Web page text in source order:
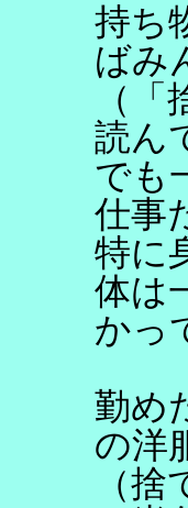
持ち
ばみ
（
読ん
でも
仕事
特に
体は
かっ
勤め
の洋
（